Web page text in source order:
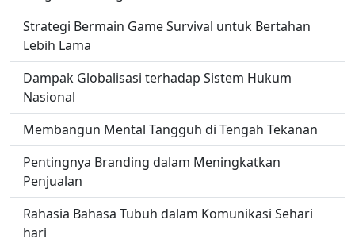
Strategi Bermain Game Survival untuk Bertahan
Lebih Lama
Dampak Globalisasi terhadap Sistem Hukum
Nasional
Membangun Mental Tangguh di Tengah Tekanan
Pentingnya Branding dalam Meningkatkan
Penjualan
Rahasia Bahasa Tubuh dalam Komunikasi Sehari
hari